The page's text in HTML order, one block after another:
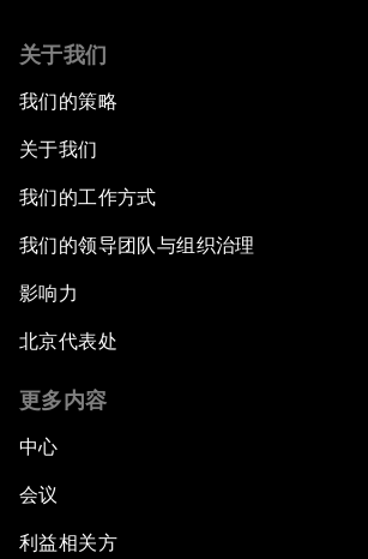
关于我们
我们的策略
关于我们
我们的工作方式
我们的领导团队与组织治理
影响力
北京代表处
更多内容
中心
会议
利益相关方